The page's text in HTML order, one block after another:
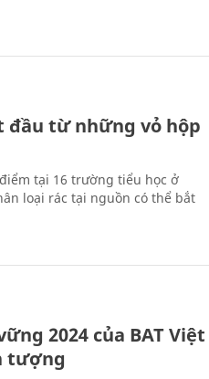
đầu từ những vỏ hộp
tại 16 trường tiểu học ở
loại rác tại nguồn có thể bắt
2024 của BAT Việt
tượng